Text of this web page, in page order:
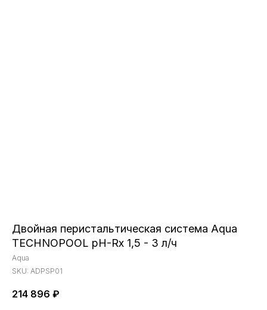
Двойная перистальтическая система Aqua
TECHNOPOOL pH-Rx 1,5 - 3 л/ч
Aqua
SKU: ADPSP01
214 896 ₽